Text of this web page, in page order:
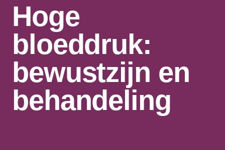
Hoge
bloeddruk:
bewustzijn en
behandeling